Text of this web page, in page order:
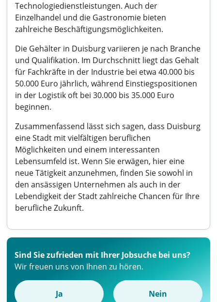
Technologiedienstleistungen. Auch der
Einzelhandel und die Gastronomie bieten
zahlreiche Beschäftigungsmöglichkeiten.
Die Gehälter in Duisburg variieren je nach Branche
und Qualifikation. Im Durchschnitt liegt das Gehalt
für Fachkräfte in der Industrie bei etwa 40.000 bis
50.000 Euro jährlich, während Einstiegspositionen
in der Logistik oft bei 30.000 bis 35.000 Euro
beginnen.
Zusammenfassend lässt sich sagen, dass Duisburg
eine Stadt mit vielfältigen beruflichen
Möglichkeiten und einem interessanten
Lebensumfeld ist. Wenn Sie erwägen, hier eine
neue Tätigkeit anzunehmen, finden Sie sowohl in
den ansässigen Unternehmen als auch in der
Lebendigkeit der Stadt zahlreiche Chancen für Ihre
berufliche Zukunft.
Sind Sie zufrieden mit Ihrer Jobsuche bei uns?
Wir freuen uns von Ihnen zu hören.
Ja Nein